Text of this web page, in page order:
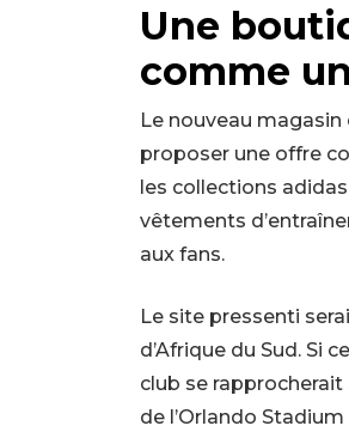
Une
comme
Le nouveau
proposer une offre
les collections
vêtements
aux fans.
Le site pressenti
d’Afrique du Sud. Si
club se rapprocherait
de l’Orlando